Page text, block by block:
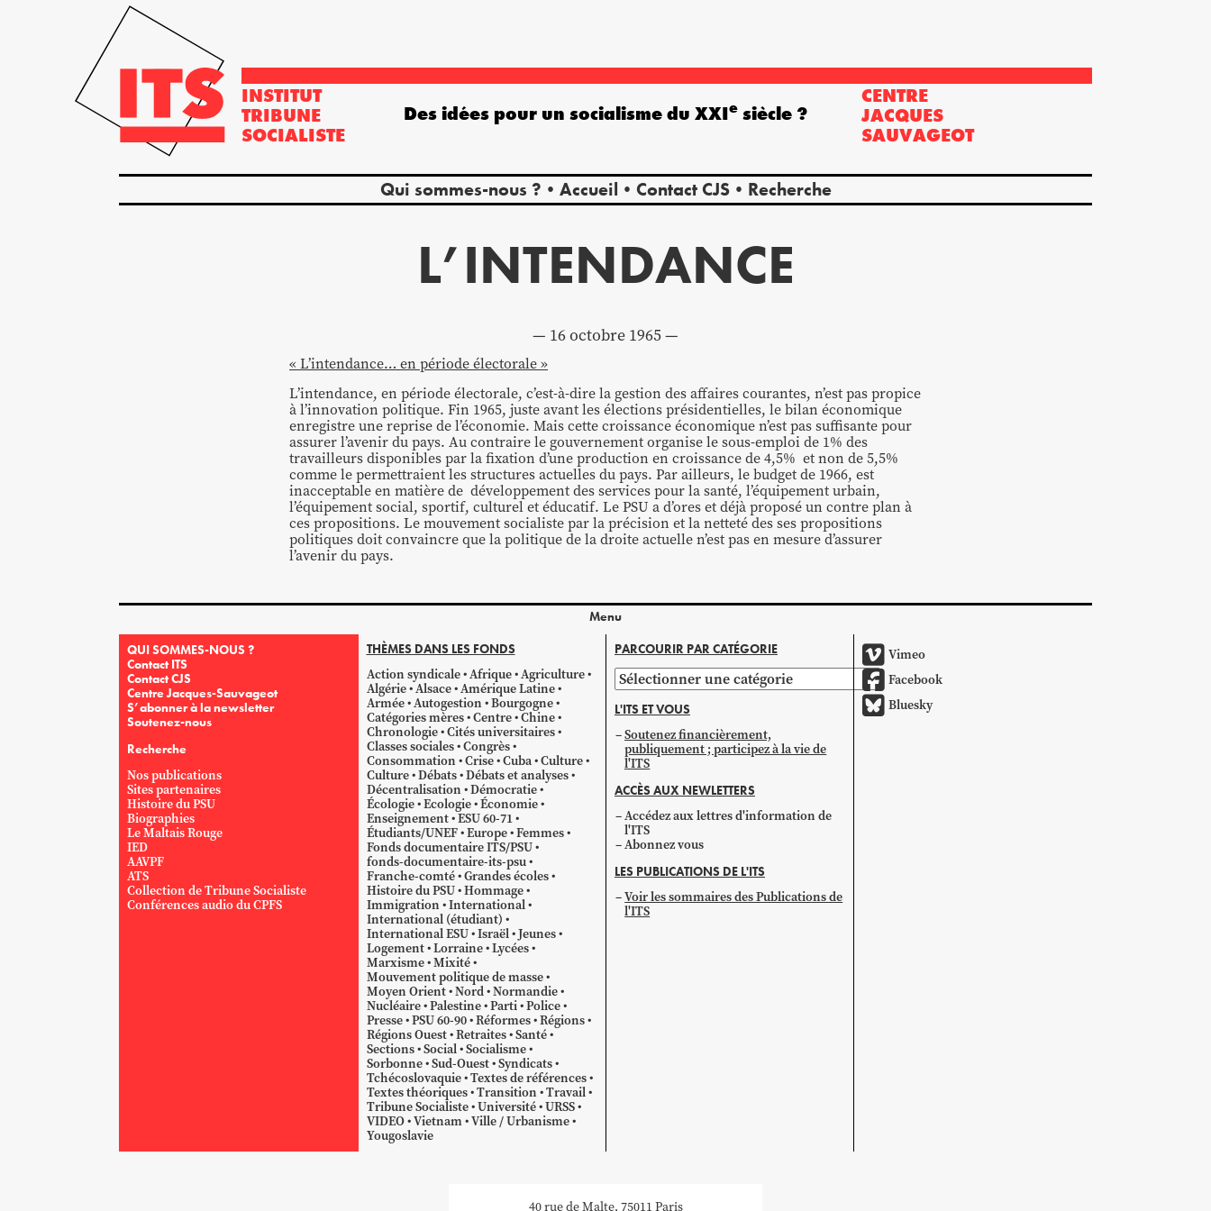
INSTITUT
TRIBUNE
SOCIALISTE
CENTRE
JACQUES
SAUVAGEOT
Qui sommes-nous ? Accueil Contact CJS Recherche
Des idées pour un socialisme du XXIe siècle ?
L’INTENDANCE
16 octobre 1965
« L’intendance… en période électorale »
L’intendance, en période électorale, c’est-à-dire la gestion des affaires courantes, n’est pas propice
à l’innovation politique. Fin 1965, juste avant les élections présidentielles, le bilan économique
enregistre une reprise de l’économie. Mais cette croissance économique n’est pas suffisante pour
assurer l’avenir du pays. Au contraire le gouvernement organise le sous-emploi de 1% des
travailleurs disponibles par la fixation d’une production en croissance de 4,5% et non de 5,5%
comme le permettraient les structures actuelles du pays. Par ailleurs, le budget de 1966, est
inacceptable en matière de développement des services pour la santé, l’équipement urbain,
l’équipement social, sportif, culturel et éducatif. Le PSU a d’ores et déjà proposé un contre plan à
ces propositions. Le mouvement socialiste par la précision et la netteté des ses propositions
politiques doit convaincre que la politique de la droite actuelle n’est pas en mesure d’assurer
l’avenir du pays.
Menu
QUI SOMMES-NOUS ?
Contact ITS
Contact CJS
Centre Jacques-Sauvageot
S’abonner à la newsletter
Soutenez-nous
Recherche
Nos publications
Sites partenaires
Histoire du PSU
Biographies
Le Maltais Rouge
IED
AAVPF
ATS
Collection de Tribune Socialiste
Conférences audio du CPFS
THÈMES DANS LES FONDS
Action syndicale Afrique Agriculture
Algérie Alsace Amérique Latine
Armée Autogestion Bourgogne
Catégories mères Centre Chine
Chronologie Cités universitaires
Classes sociales Congrès
Consommation Crise Cuba Culture
Culture Débats Débats et analyses
Décentralisation Démocratie
Écologie Ecologie Économie
Enseignement ESU 60-71
Étudiants/UNEF Europe Femmes
Fonds documentaire ITS/PSU
fonds-documentaire-its-psu
Franche-comté Grandes écoles
Histoire du PSU Hommage
Immigration International
International (étudiant)
International ESU Israël Jeunes
Logement Lorraine Lycées
Marxisme Mixité
Mouvement politique de masse
Moyen Orient Nord Normandie
Nucléaire Palestine Parti Police
Presse PSU 60-90 Réformes Régions
Régions Ouest Retraites Santé
Sections Social Socialisme
Sorbonne Sud-Ouest Syndicats
Tchécoslovaquie Textes de références
Textes théoriques Transition Travail
Tribune Socialiste Université URSS
VIDEO Vietnam Ville / Urbanisme
Yougoslavie
PARCOURIR PAR CATÉGORIE
Parcourir
par
catégorie
L'ITS ET VOUS
Soutenez financièrement,
publiquement ; participez à la vie de
l'ITS
ACCÈS AUX NEWLETTERS
Accédez aux lettres d'information de
l'ITS
Abonnez vous
LES PUBLICATIONS DE L'ITS
Voir les sommaires des Publications de
l'ITS
Vimeo
Facebook
Bluesky
40 rue de Malte, 75011 Paris